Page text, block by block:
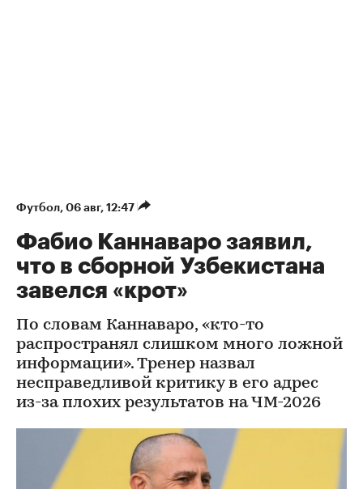
Футбол 06 авг, 12:47
Фабио Каннаваро заявил,
что в сборной Узбекистана
завелся «крот»
По словам Каннаваро, «кто-то
распространял слишком много ложной
информации». Тренер назвал
несправедливой критику в его адрес
из-за плохих результатов на ЧМ-2026